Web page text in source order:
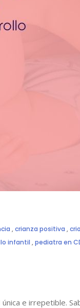
,crianza positiva ,
infantil ,pediatra en
e irrepetible.